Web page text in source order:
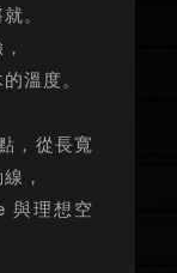
。
溫度。
，從長寬
，
與理想空